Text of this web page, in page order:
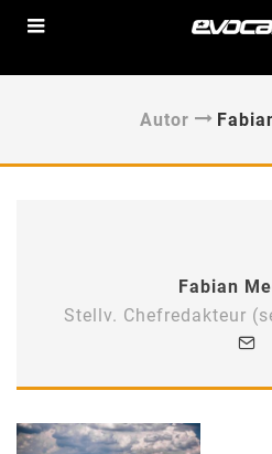
Autor
Fabian
Stellv. Chefredakteur